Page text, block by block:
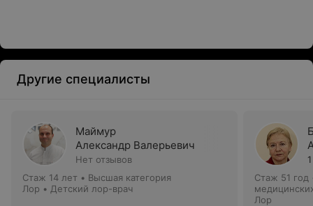
Другие специалисты
Маймур
Александр Валерьевич
Нет отзывов
Стаж 14 лет • Высшая категория
Лор • Детский лор-врач
Стаж 51 год
Лор